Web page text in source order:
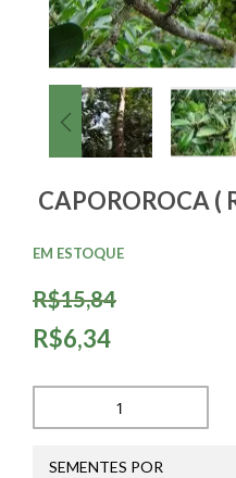
CAPOROROCA (
R$15,84
R$6,34
EM ESTOQUE
SEMENTES POR